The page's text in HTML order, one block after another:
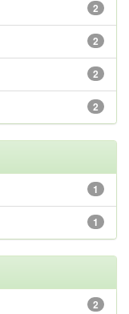
2
2
2
2
1
1
2